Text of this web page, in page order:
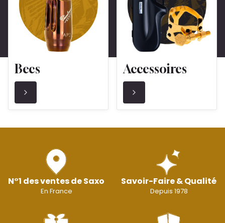
Becs Accessoires
N°1 des ventes de Saxo
En France
Savoir-Faire & Qualité
Depuis 1978